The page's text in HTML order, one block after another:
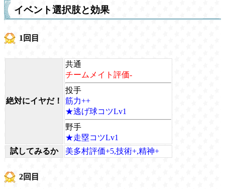
イベント選択肢と効果
1回目
絶対にイヤだ！
共通
チームメイト評価-
投手
筋力++
★逃げ球コツLv1
野手
★走塁コツLv1
試してみるか
美多村評価+5,技術+,精神+
2回目